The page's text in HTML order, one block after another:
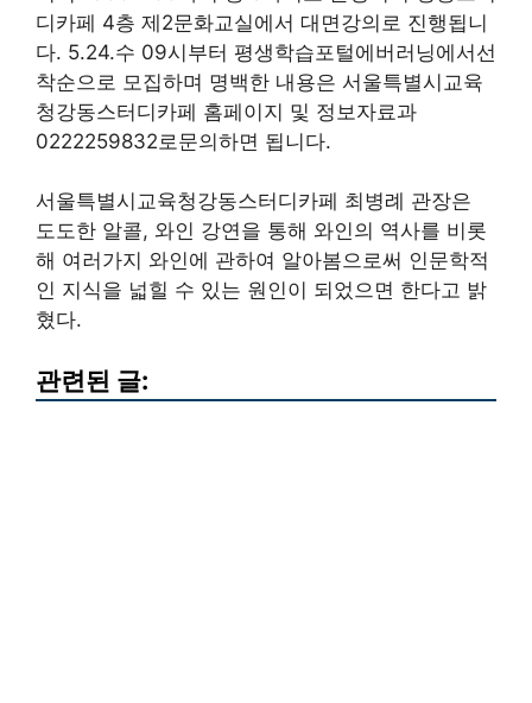
디카페 4층 제2문화교실에서 대면강의로 진행됩니
다. 5.24.수 09시부터 평생학습포털에버러닝에서선
착순으로 모집하며 명백한 내용은 서울특별시교육
청강동스터디카페 홈페이지 및 정보자료과
0222259832로문의하면 됩니다.
서울특별시교육청강동스터디카페 최병례 관장은
도도한 알콜, 와인 강연을 통해 와인의 역사를 비롯
해 여러가지 와인에 관하여 알아봄으로써 인문학적
인 지식을 넓힐 수 있는 원인이 되었으면 한다고 밝
혔다.
관련된 글: